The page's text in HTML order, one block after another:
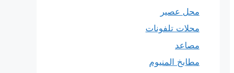
محل عصير
محلات تلفونات
مصاعد
مطابخ المنيوم